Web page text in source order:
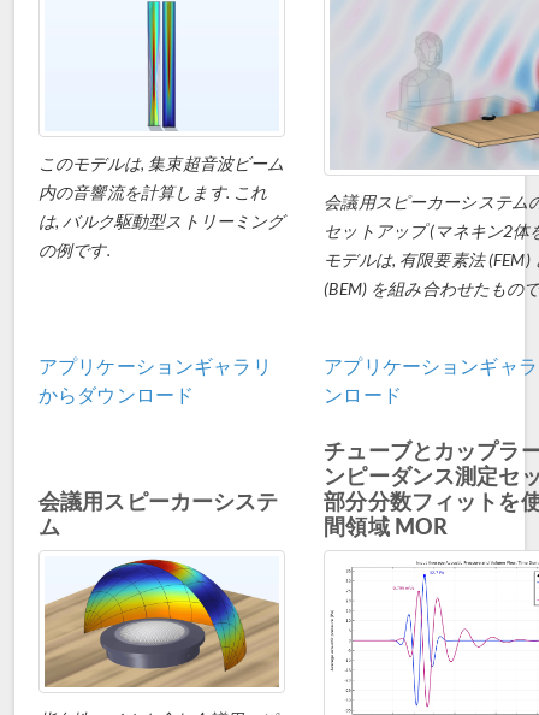
このモデルは, 集束超音波ビーム
内の音響流を計算します. これ
は, バルク駆動型ストリーミング
の例です.
アプリケーションギャラリ
からダウンロード
会議用スピーカーシステム
セットアップ (マネキン2体
モデルは, 有限要素法 (FEM)
(BEM) を組み合わせたもの
アプリケーションギャ
ンロード
会議用スピーカーシステ
ム
チューブとカップラ
ンピーダンス測定セ
部分分数フィットを
間領域 MOR